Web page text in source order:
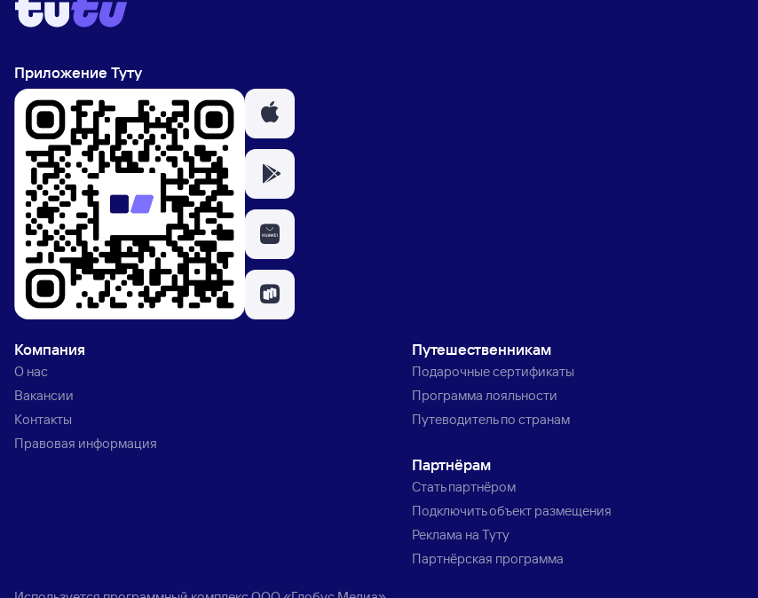
Приложение Туту
Компания
О нас
Вакансии
Контакты
Правовая информация
Путешественникам
Подарочные сертификаты
Программа лояльности
Путеводитель по странам
Партнёрам
Стать партнёром
Подключить объект размещения
Реклама на Туту
Партнёрская программа